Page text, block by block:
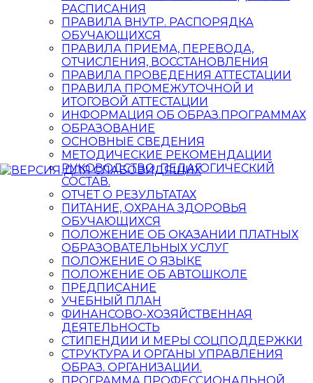
РАСПИСАНИЯ
ПРАВИЛА ВНУТР. РАСПОРЯДКА
ОБУЧАЮЩИХСЯ
ПРАВИЛА ПРИЕМА, ПЕРЕВОДА,
ОТЧИСЛЕНИЯ, ВОССТАНОВЛЕНИЯ
ПРАВИЛА ПРОВЕДЕНИЯ АТТЕСТАЦИИ
ПРАВИЛА ПРОМЕЖУТОЧНОЙ И
ИТОГОВОЙ АТТЕСТАЦИИ
ИНФОРМАЦИЯ ОБ ОБРАЗ.ПРОГРАММАХ
ОБРАЗОВАНИЕ
ОСНОВНЫЕ СВЕДЕНИЯ
МЕТОДИЧЕСКИЕ РЕКОМЕНДАЦИИ
РУКОВОДСТВО, ПЕДАГОГИЧЕСКИЙ
СОСТАВ.
ОТЧЕТ О РЕЗУЛЬТАТАХ
ПИТАНИЕ, ОХРАНА ЗДОРОВЬЯ
ОБУЧАЮЩИХСЯ
ПОЛОЖЕНИЕ ОБ ОКАЗАНИИ ПЛАТНЫХ
ОБРАЗОВАТЕЛЬНЫХ УСЛУГ
ПОЛОЖЕНИЕ О ЯЗЫКЕ
ПОЛОЖЕНИЕ ОБ АВТОШКОЛЕ
ПРЕДПИСАНИЕ
УЧЕБНЫЙ ПЛАН
ФИНАНСОВО-ХОЗЯЙСТВЕННАЯ
ДЕЯТЕЛЬНОСТЬ
CТИПЕНДИИ И МЕРЫ СОЦПОДДЕРЖКИ
СТРУКТУРА И ОРГАНЫ УПРАВЛЕНИЯ
ОБРАЗ. ОРГАНИЗАЦИИ.